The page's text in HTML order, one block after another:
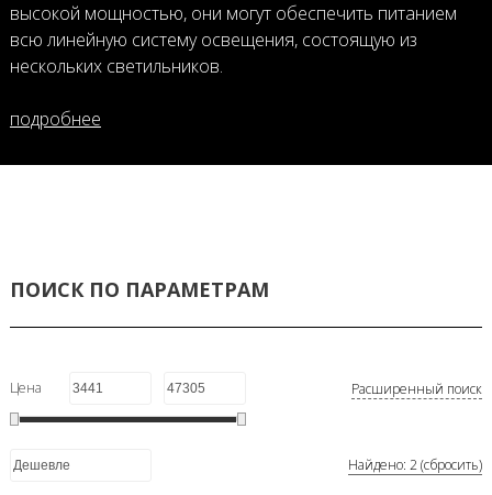
высокой мощностью, они могут обеспечить питанием
всю линейную систему освещения, состоящую из
нескольких светильников.
подробнее
ПОИСК ПО ПАРАМЕТРАМ
Цена Расширенный поиск
Найдено: 2 (сбросить)